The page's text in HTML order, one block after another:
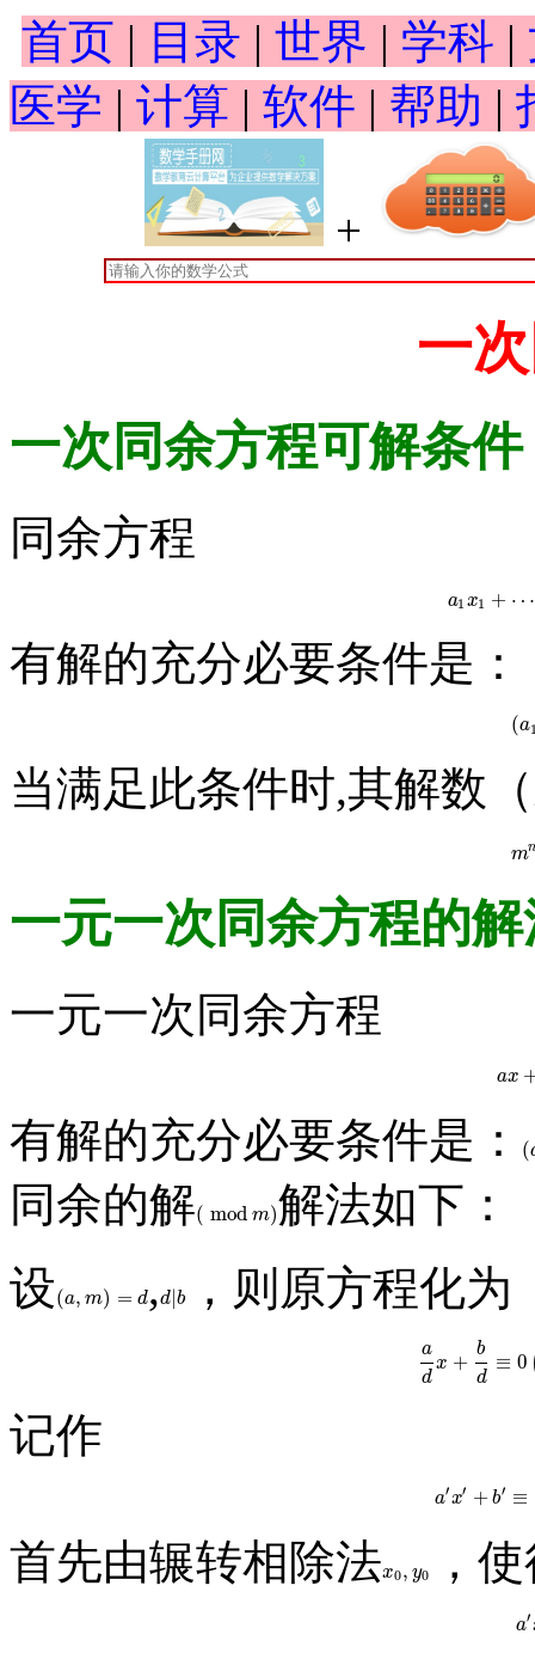
首页 | 目录 | 世界 | 学科 |
医学 | 计算 | 软件 | 帮助 |
+
一
一次同余方程可解条件
同余方程
a1 x1 + ⋯
a1 x1 +
有解的充分必要条件是：
(a
当满足此条件时,其解数
m
一元一次同余方程的解
一元一次同余方程
ax a
有解的充分必要条件是： (
(a
同余的解( mod m)
( modm )
解法如下：
设(a, m) = d
(a,m)=d ,d|b
d| b ，则原方程化为
a
d
x +
b
d
≡ 0
ad x+bd
记作
a′x′ + b′ ≡
a′x +b
首先由辗转相除法x0, y0
x0,y0 ，
a′